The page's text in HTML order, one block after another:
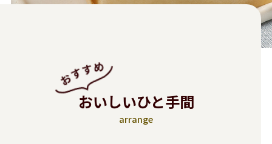
おいしいひと手間
arrange